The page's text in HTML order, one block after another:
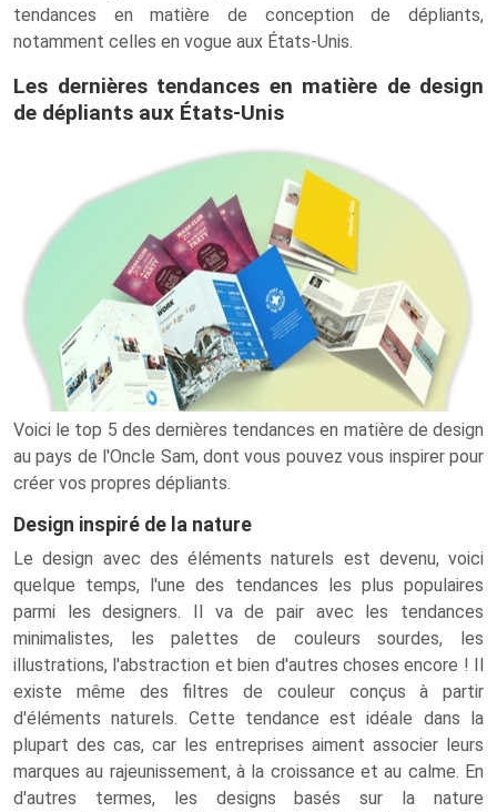
tendances en matière de conception de dépliants,
notamment celles en vogue aux États-Unis.
Les dernières tendances en matière de design
de dépliants aux États-Unis
Voici le top 5 des dernières tendances en matière de design
au pays de l'Oncle Sam, dont vous pouvez vous inspirer pour
créer vos propres dépliants.
Design inspiré de la nature
Le design avec des éléments naturels est devenu, voici
quelque temps, l'une des tendances les plus populaires
parmi les designers. Il va de pair avec les tendances
minimalistes, les palettes de couleurs sourdes, les
illustrations, l'abstraction et bien d'autres choses encore ! Il
existe même des filtres de couleur conçus à partir
d'éléments naturels. Cette tendance est idéale dans la
plupart des cas, car les entreprises aiment associer leurs
marques au rajeunissement, à la croissance et au calme. En
d'autres termes, les designs basés sur la nature